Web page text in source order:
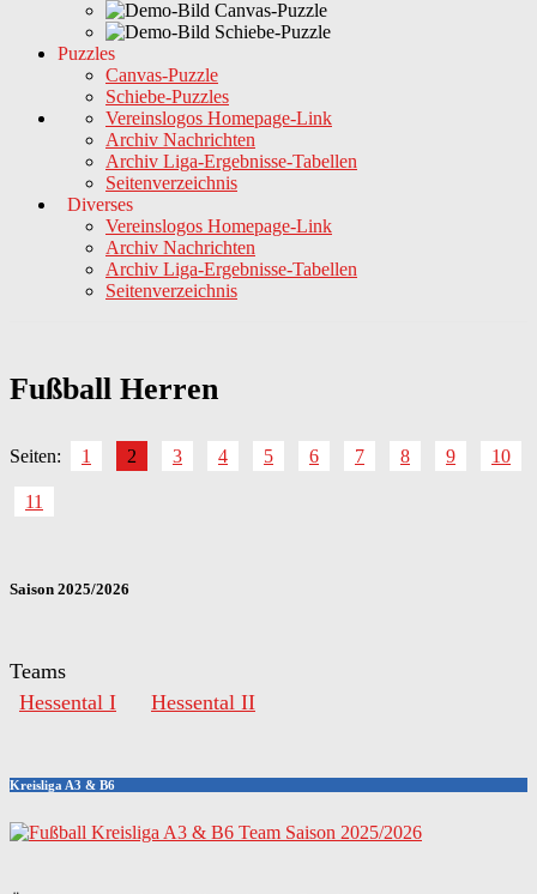
Puzzles
Canvas-Puzzle
Schiebe-Puzzles
Vereinslogos Homepage-Link
Archiv Nachrichten
Archiv Liga-Ergebnisse-Tabellen
Seitenverzeichnis
Diverses
Vereinslogos Homepage-Link
Archiv Nachrichten
Archiv Liga-Ergebnisse-Tabellen
Seitenverzeichnis
Fußball Herren
Seiten: 1 2 3 4 5 6 7 8 9 10
11
Saison 2025/2026
Teams
Hessental I
Hessental II
Kreisliga A3 & B6